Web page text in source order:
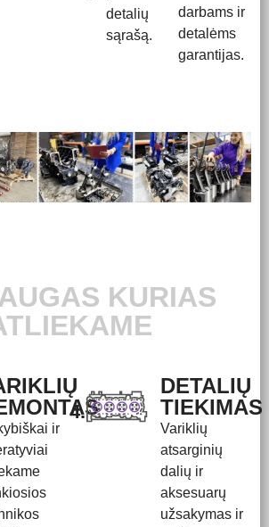
detalių
sąrašą.
darbams ir
detalėms
garantijas.
KURIAS
ir
4.
DETALIŲ
TIEKIMAS
Variklių
atsarginių
dalių ir
aksesuarų
užsakymas ir